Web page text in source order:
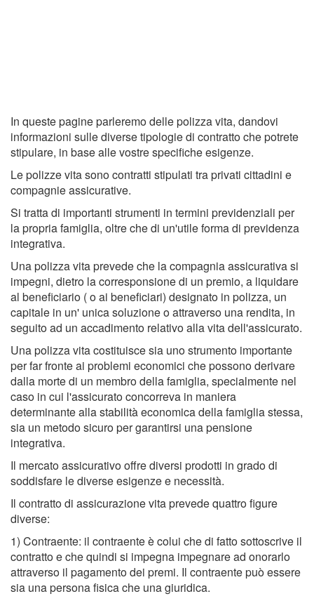
In queste pagine parleremo delle polizza vita, dandovi
informazioni sulle diverse tipologie di contratto che potrete
stipulare, in base alle vostre specifiche esigenze.
Le polizze vita sono contratti stipulati tra privati cittadini e
compagnie assicurative.
Si tratta di importanti strumenti in termini previdenziali per
la propria famiglia, oltre che di un'utile forma di previdenza
integrativa.
Una polizza vita prevede che la compagnia assicurativa si
impegni, dietro la corresponsione di un premio, a liquidare
al beneficiario ( o ai beneficiari) designato in polizza, un
capitale in un' unica soluzione o attraverso una rendita, in
seguito ad un accadimento relativo alla vita dell'assicurato.
Una polizza vita costituisce sia uno strumento importante
per far fronte ai problemi economici che possono derivare
dalla morte di un membro della famiglia, specialmente nel
caso in cui l'assicurato concorreva in maniera
determinante alla stabilità economica della famiglia stessa,
sia un metodo sicuro per garantirsi una pensione
integrativa.
Il mercato assicurativo offre diversi prodotti in grado di
soddisfare le diverse esigenze e necessità.
Il contratto di assicurazione vita prevede quattro figure
diverse:
1) Contraente: il contraente è colui che di fatto sottoscrive il
contratto e che quindi si impegna impegnare ad onorarlo
attraverso il pagamento dei premi. Il contraente può essere
sia una persona fisica che una giuridica.